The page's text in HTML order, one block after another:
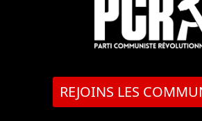
REJOINS LES